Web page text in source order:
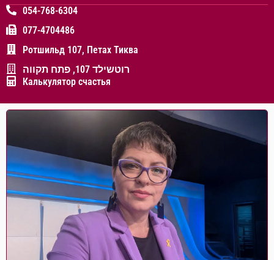
054-768-6304
077-4704486
Ротшильд 107, Петах Тиква
רוטשילד 107, פתח תקווה
Калькулятор счастья